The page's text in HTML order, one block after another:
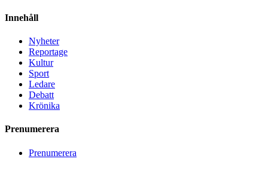
Innehåll
Nyheter
Reportage
Kultur
Sport
Ledare
Debatt
Krönika
Prenumerera
Prenumerera